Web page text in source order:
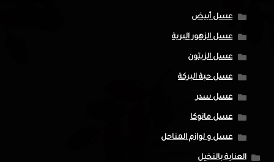
عسل أبيض
عسل الزهور البرية
عسل الزيتون
عسل حبة البركة
عسل سدر
عسل مانوكا
عسل و لوازم المناحل
العناية بالنخيل